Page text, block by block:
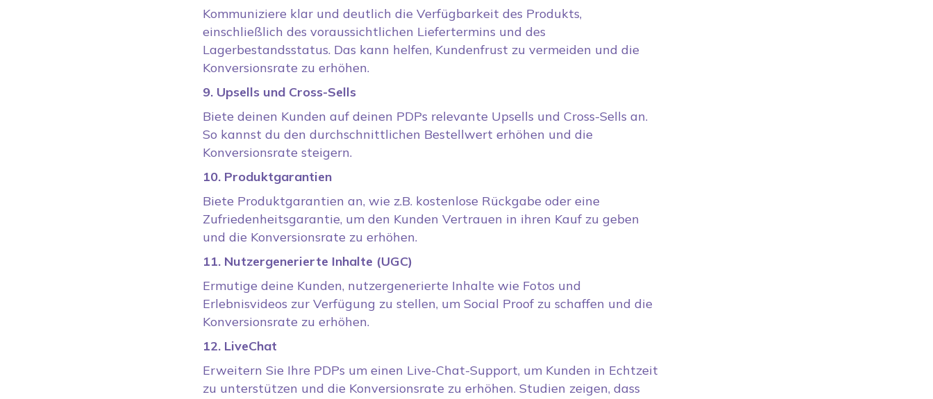
Kommuniziere klar und deutlich die Verfügbarkeit des Produkts,
einschließlich des voraussichtlichen Liefertermins und des
Lagerbestandsstatus. Das kann helfen, Kundenfrust zu vermeiden und die
Konversionsrate zu erhöhen.
9. Upsells und Cross-Sells
Biete deinen Kunden auf deinen PDPs relevante Upsells und Cross-Sells an.
So kannst du den durchschnittlichen Bestellwert erhöhen und die
Konversionsrate steigern.
10. Produktgarantien
Biete Produktgarantien an, wie z.B. kostenlose Rückgabe oder eine
Zufriedenheitsgarantie, um den Kunden Vertrauen in ihren Kauf zu geben
und die Konversionsrate zu erhöhen.
11. Nutzergenerierte Inhalte (UGC)
Ermutige deine Kunden, nutzergenerierte Inhalte wie Fotos und
Erlebnisvideos zur Verfügung zu stellen, um Social Proof zu schaffen und die
Konversionsrate zu erhöhen.
12. LiveChat
Erweitern Sie Ihre PDPs um einen Live-Chat-Support, um Kunden in Echtzeit
zu unterstützen und die Konversionsrate zu erhöhen. Studien zeigen, dass